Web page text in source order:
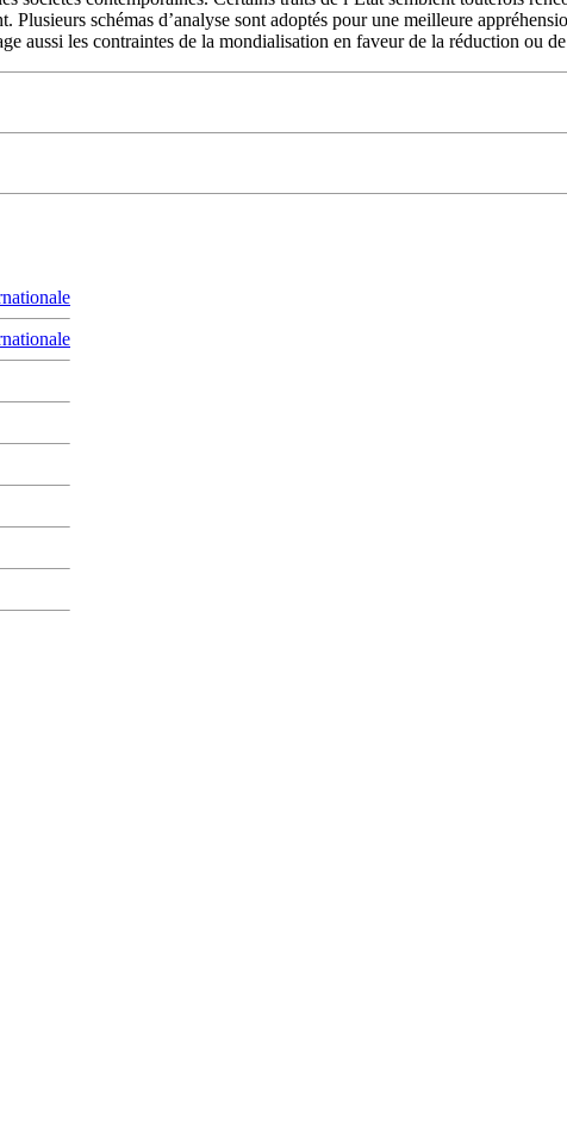
schémas d’analyse sont adoptés pour une meilleure
aussi les contraintes de la mondialisation en faveur de la réduction ou